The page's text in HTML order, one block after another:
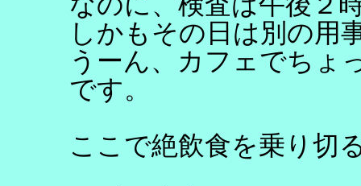
しかもその日は別の用
うーん、カフェでちょ
です。
ここで絶飲食を乗り切